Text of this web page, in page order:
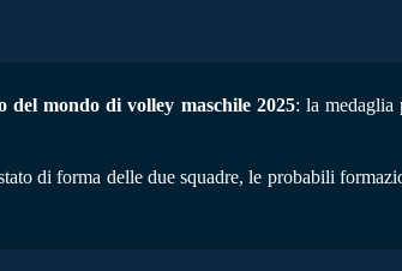
del mondo di volley maschile 2025: la medaglia
di forma delle due squadre, le probabili